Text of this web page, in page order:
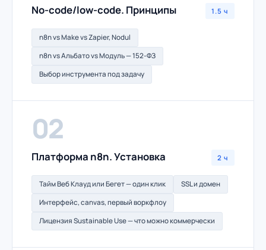
No-code/low-code. Принципы 1.5 ч
n8n vs Make vs Zapier, Nodul
n8n vs Альбато vs Модуль — 152-ФЗ
Выбор инструмента под задачу
02
Платформа n8n. Установка 2 ч
Тайм Веб Клауд или Бегет — один клик
SSL и домен
Интерфейс, canvas, первый воркфлоу
Лицензия Sustainable Use — что можно коммерчески